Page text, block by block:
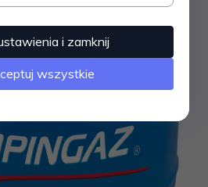
i zamknij
wszystkie